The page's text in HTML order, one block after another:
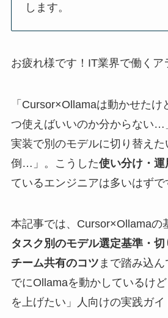
します。
お疲れ様です！IT業界で働くア
「Cursor×Ollamaは動かせた
つ使えばいいのか分からない…
実装で別のモデルに切り替え
倒…」。こうした使い分け・運
ているエンジニアは多いはずで
本記事では、Cursor×Ollamaの
タスク別のモデル選定基準・
チーム共有のコツ まで踏み込
でにOllamaを動かしているけ
を上げたい」人向けの実践ガイ